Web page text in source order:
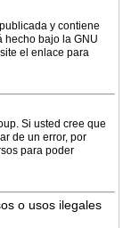
y contiene
hecho bajo la GNU
el enlace para
Si usted cree que
de un error, por
para poder
o usos ilegales